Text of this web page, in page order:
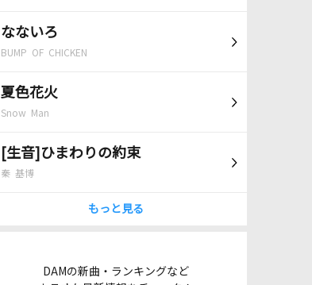
なないろ
BUMP OF CHICKEN
夏色花火
Snow Man
[生音]ひまわりの約束
秦 基博
もっと見る
DAMの新曲・ランキングなど